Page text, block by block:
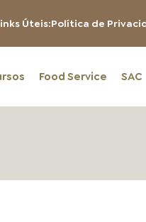
Úteis:Política de
Food Service SAC